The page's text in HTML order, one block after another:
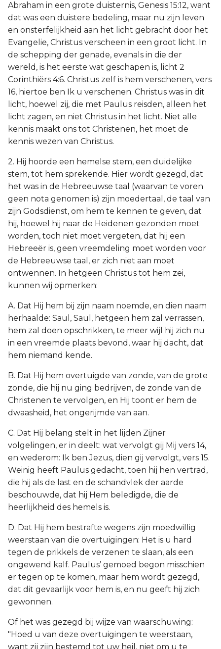
Abraham in een grote duisternis, Genesis 15:12, want
dat was een duistere bedeling, maar nu zijn leven
en onsterfelijkheid aan het licht gebracht door het
Evangelie, Christus verscheen in een groot licht. In
de schepping der genade, evenals in die der
wereld, is het eerste wat geschapen is, licht 2
Corinthiërs 4:6. Christus zelf is hem verschenen, vers
16, hiertoe ben Ik u verschenen. Christus was in dit
licht, hoewel zij, die met Paulus reisden, alleen het
licht zagen, en niet Christus in het licht. Niet alle
kennis maakt ons tot Christenen, het moet de
kennis wezen van Christus.
2. Hij hoorde een hemelse stem, een duidelijke
stem, tot hem sprekende. Hier wordt gezegd, dat
het was in de Hebreeuwse taal (waarvan te voren
geen nota genomen is) zijn moedertaal, de taal van
zijn Godsdienst, om hem te kennen te geven, dat
hij, hoewel hij naar de Heidenen gezonden moet
worden, toch niet moet vergeten, dat hij een
Hebreeër is, geen vreemdeling moet worden voor
de Hebreeuwse taal, er zich niet aan moet
ontwennen. In hetgeen Christus tot hem zei,
kunnen wij opmerken:
A. Dat Hij hem bij zijn naam noemde, en dien naam
herhaalde: Saul, Saul, hetgeen hem zal verrassen,
hem zal doen opschrikken, te meer wijl hij zich nu
in een vreemde plaats bevond, waar hij dacht, dat
hem niemand kende.
B. Dat Hij hem overtuigde van zonde, van de grote
zonde, die hij nu ging bedrijven, de zonde van de
Christenen te vervolgen, en Hij toont er hem de
dwaasheid, het ongerijmde van aan.
C. Dat Hij belang stelt in het lijden Zijner
volgelingen, er in deelt: wat vervolgt gij Mij vers 14,
en wederom: Ik ben Jezus, dien gij vervolgt, vers 15.
Weinig heeft Paulus gedacht, toen hij hen vertrad,
die hij als de last en de schandvlek der aarde
beschouwde, dat hij Hem beledigde, die de
heerlijkheid des hemels is.
D. Dat Hij hem bestrafte wegens zijn moedwillig
weerstaan van die overtuigingen: Het is u hard
tegen de prikkels de verzenen te slaan, als een
ongewend kalf. Paulus’ gemoed begon misschien
er tegen op te komen, maar hem wordt gezegd,
dat dit gevaarlijk voor hem is, en nu geeft hij zich
gewonnen.
Of het was gezegd bij wijze van waarschuwing:
"Hoed u van deze overtuigingen te weerstaan,
want zij zijn bestemd tot uw heil, niet om u te